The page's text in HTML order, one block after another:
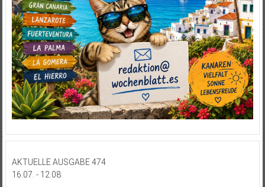
AKTUELLE AUSGABE 474
16.07. - 12.08.